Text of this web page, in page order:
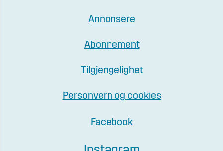
Annonsere
Abonnement
Tilgjengelighet
Personvern og cookies
Facebook